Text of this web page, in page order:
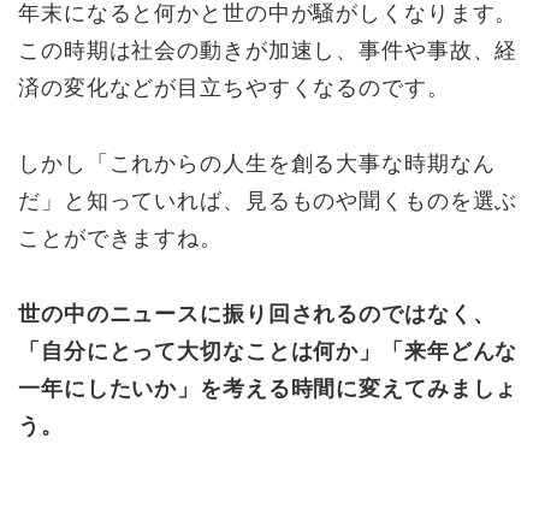
年末になると何かと世の中が騒がしくなります。
この時期は社会の動きが加速し、事件や事故、経
済の変化などが目立ちやすくなるのです。
しかし「これからの人生を創る大事な時期なん
だ」と知っていれば、見るものや聞くものを選ぶ
ことができますね。
世の中のニュースに振り回されるのではなく、
「自分にとって大切なことは何か」「来年どんな
一年にしたいか」を考える時間に変えてみましょ
う。